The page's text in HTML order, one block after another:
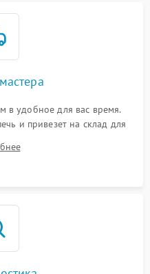
в удобное для вас время.
и привезет на склад для